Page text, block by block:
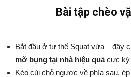
Bài tập chèo
Bắt đầu ở tư thế Squat vừa – đây
mỡ bụng tại nhà hiệu quảcực kỳ
Kéo cùi chỏ ngược về phía sau,